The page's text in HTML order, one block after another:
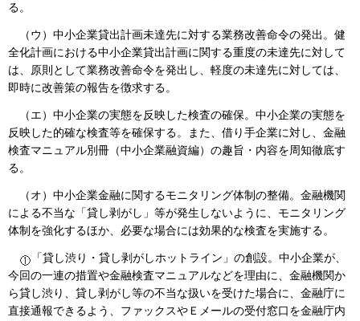
る。
（ウ）中小企業貸出計画未達先に対する業務改善命令の発出。健
全化計画における中小企業貸出計画に関する重度の未達先に対して
は、原則として業務改善命令を発出し、軽度の未達先に対しては、
即時に改善策の報告を徴求する。
（エ）中小企業の実態を反映した検査の確保。中小企業の実態を
反映した的確な検査等を確保する。また、借り手企業に対し、金融
検査マニュアル別冊（中小企業融資編）の趣旨・内容を周知徹底す
る。
（オ）中小企業金融に関するモニタリング体制の整備。金融機関
による不当な「貸し剥がし」等が発生しないように、モニタリング
体制を強化するほか、必要な場合には効果的な検査を実施する。
「貸し渋り・貸し剥がしホットライン」の創設。中小企業が、
今回の一連の措置や金融検査マニュアルなどを理由に、金融機関か
ら貸し渋り、貸し剥がし等の不当な扱いを受けた場合に、金融庁に
直接通報できるよう、ファックスやＥメールの受付窓口を金融庁内